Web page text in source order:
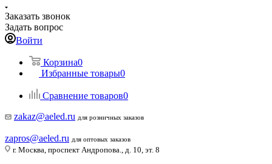
Заказать звонок
Задать вопрос
Войти
Корзина0
Избранные товары0
Сравнение товаров0
zakaz@aeled.ru для розничных заказов
zapros@aeled.ru для оптовых заказов
г. Москва, проспект Андропова., д. 10, эт. 8